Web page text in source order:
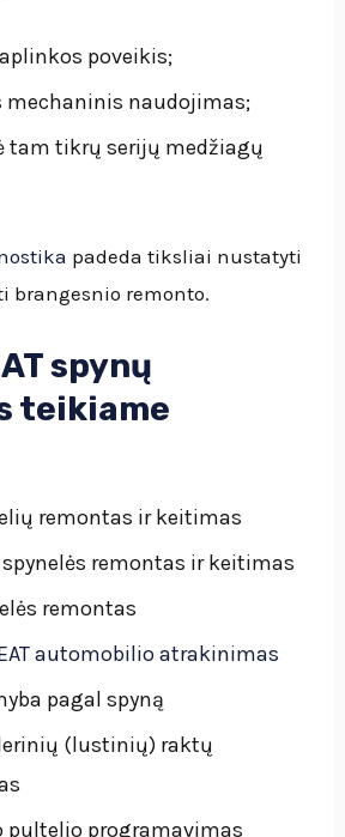
poveikis;
mechaninis naudojimas;
tam tikrų serijų medžiagų
padeda tiksliai nustatyti
brangesnio remonto.
spynų
teikiame
remontas ir keitimas
remontas ir keitimas
remontas
automobilio atrakinimas
pagal spyną
(lustinių) raktų
pultelio programavimas